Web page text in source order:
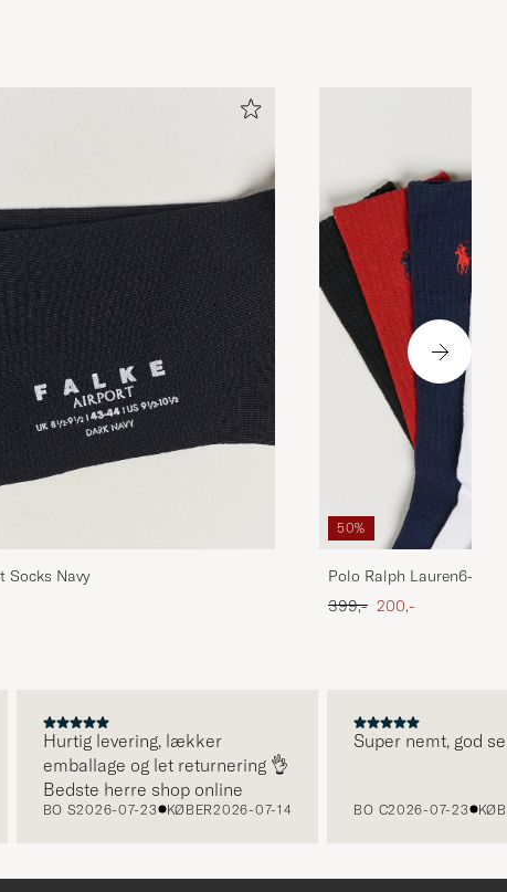
Socks Navy
50%
Polo Ralph Lauren6-
SocksMulti
Ordinary pris
399,- Nedsat pris
200,-
Hurtig levering, lækker
emballage og let returnering 👌
Bedste herre shop online
BO S2026-07-23 KØBER2026-07-14
Super nemt, god
BO C2026-07-23 KØBER